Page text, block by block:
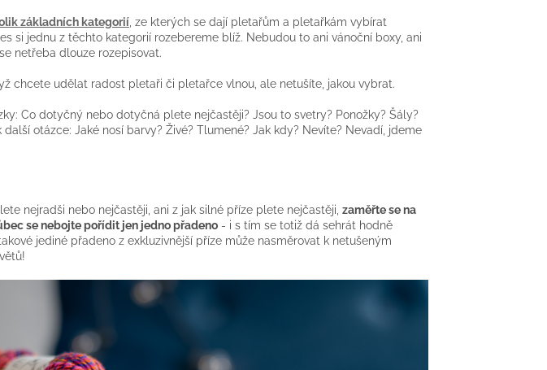
základních kategorií , ze kterých se dají pletařům a pletařkám vybírat
si jednu z těchto kategorií rozebereme blíž. Nebudou to ani vánoční boxy, ani
netřeba dlouze rozepisovat.
chcete udělat radost pletaři či pletařce vlnou, ale netušíte, jakou vybrat.
Co dotyčný nebo dotyčná plete nejčastěji? Jsou to svetry? Ponožky? Šály?
otázce: Jaké nosí barvy? Živé? Tlumené? Jak kdy? Nevíte? Nevadí, jdeme
nejradši nebo nejčastěji, ani z jak silné příze plete nejčastěji, zaměřte se na
se nebojte pořídit jen jedno přadeno - i s tím se totiž dá sehrát hodně
jediné přadeno z exkluzivnější příze může nasměrovat k netušeným